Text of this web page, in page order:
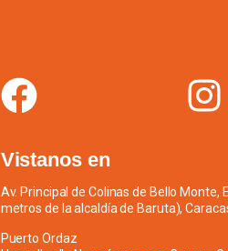
Vistanos en
Av. Principal de Colinas de Bello Monte,
metros de la alcaldía de Baruta),
Puerto Ordaz